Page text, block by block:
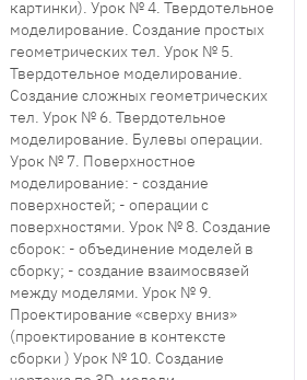
картинки). Урок № 4. Твердотельное
моделирование. Создание простых
геометрических тел. Урок № 5.
Твердотельное моделирование.
Создание сложных геометрических
тел. Урок № 6. Твердотельное
моделирование. Булевы операции.
Урок № 7. Поверхностное
моделирование: - создание
поверхностей; - операции с
поверхностями. Урок № 8. Создание
сборок: - объединение моделей в
сборку; - создание взаимосвязей
между моделями. Урок № 9.
Проектирование «сверху вниз»
(проектирование в контексте
сборки ) Урок № 10. Создание